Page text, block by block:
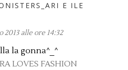
E ILE
2013 alle ore 14:32
la gonna^_^
LOVES FASHION